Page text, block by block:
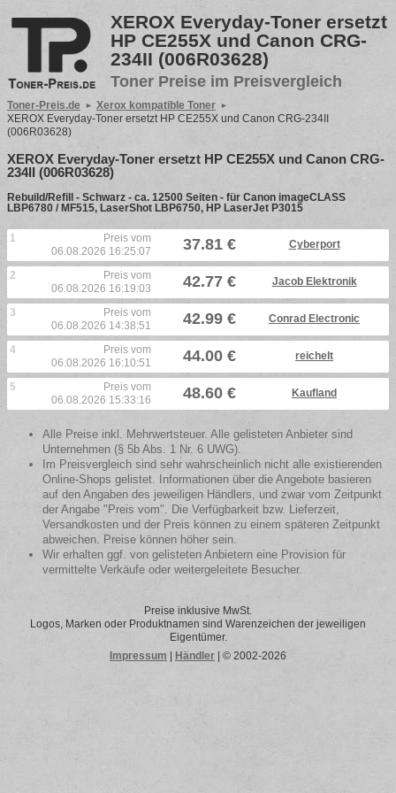
XEROX Everyday-Toner ersetzt
HP CE255X und Canon CRG-
234II (006R03628)
Toner Preise im Preisvergleich
Toner-Preis.de
Xerox kompatible Toner
XEROX Everyday-Toner ersetzt HP CE255X und Canon CRG-234II
(006R03628)
XEROX Everyday-Toner ersetzt HP CE255X und Canon CRG-
234II (006R03628)
Rebuild/Refill - Schwarz - ca. 12500 Seiten - für Canon imageCLASS
LBP6780 / MF515, LaserShot LBP6750, HP LaserJet P3015
1
Preis vom
06.08.2026 16:25:07
37.81 € Cyberport
2
Preis vom
06.08.2026 16:19:03
42.77 € Jacob Elektronik
3
Preis vom
06.08.2026 14:38:51
42.99 € Conrad Electronic
4
Preis vom
06.08.2026 16:10:51
44.00 € reichelt
5
Preis vom
06.08.2026 15:33:16
48.60 € Kaufland
Alle Preise inkl. Mehrwertsteuer. Alle gelisteten Anbieter sind
Unternehmen (§ 5b Abs. 1 Nr. 6 UWG).
Im Preisvergleich sind sehr wahrscheinlich nicht alle existierenden
Online-Shops gelistet. Informationen über die Angebote basieren
auf den Angaben des jeweiligen Händlers, und zwar vom Zeitpunkt
der Angabe "Preis vom". Die Verfügbarkeit bzw. Lieferzeit,
Versandkosten und der Preis können zu einem späteren Zeitpunkt
abweichen. Preise können höher sein.
Wir erhalten ggf. von gelisteten Anbietern eine Provision für
vermittelte Verkäufe oder weitergeleitete Besucher.
Preise inklusive MwSt.
Logos, Marken oder Produktnamen sind Warenzeichen der jeweiligen
Eigentümer.
Impressum
Händler | © 2002-2026